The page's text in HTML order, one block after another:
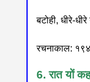
बटोही, धीरे-धीरे
रचनाकाल:
6. रात यों